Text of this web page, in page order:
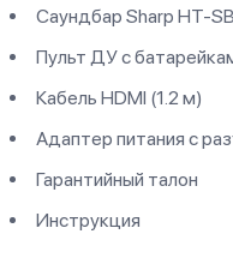
Саундбар Sharp HT-
Пульт ДУ с
Кабель HDMI (1.2 м)
Адаптер питания с
Гарантийный талон
Инструкция